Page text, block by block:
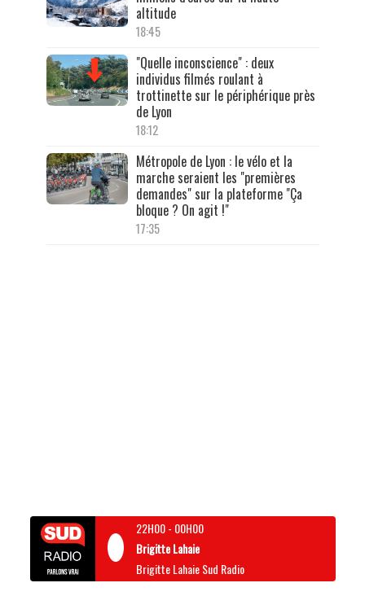
altitude
18:45
"Quelle inconscience" : deux
individus filmés roulant à
trottinette sur le périphérique près
de Lyon
18:12
Métropole de Lyon : le vélo et la
marche seraient les "premières
demandes" sur la plateforme "Ça
bloque ? On agit !"
17:35
22H00- 00H00
Brigitte Lahaie
Brigitte Lahaie Sud Radio